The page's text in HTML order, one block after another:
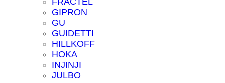
FRACTEL
GIPRON
GU
GUIDETTI
HILLKOFF
HOKA
INJINJI
JULBO